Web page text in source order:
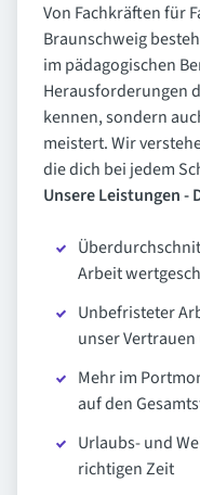
Von Fachkräften für
Braunschweig
im pädagogischen
Herausforderungen
kennen, sondern
meistert. Wir
die dich bei jedem
Unsere Leistungen -
Arbeit
Unbefristeter
unser
Mehr im
auf den
Urlaubs- und
richtigen Zeit